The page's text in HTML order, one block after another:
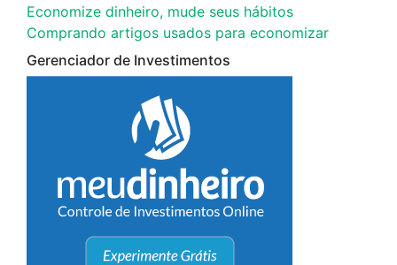
Economize dinheiro, mude seus hábitos
Comprando artigos usados para economizar
Gerenciador de Investimentos